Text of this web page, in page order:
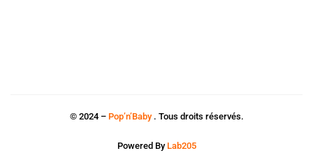
© 2024 – Pop’n’Baby. Tous droits réservés.
Powered By Lab205